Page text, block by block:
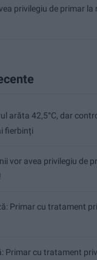
privilegiu de primar la
arăta 42,5°C, dar
fierbinți
vor avea privilegiu de
Primar cu tratament
Primar cu tratament